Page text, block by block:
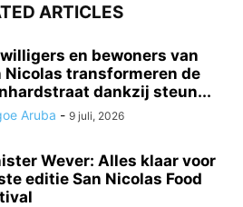
ARTICLES
en bewoners van
Nicolas transformeren de
dankzij steun...
Aruba - 9 juli, 2026
Wever: Alles klaar voor
editie San Nicolas Food